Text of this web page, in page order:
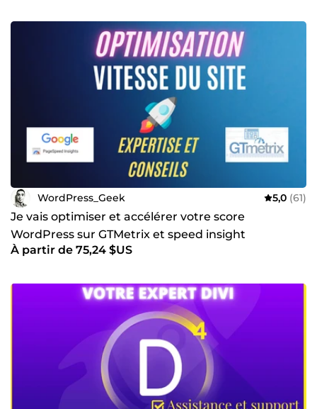
WordPress_Geek 5,0 (61)
Je vais optimiser et accélérer votre score
WordPress sur GTMetrix et speed insight
À partir de 75,24 $US